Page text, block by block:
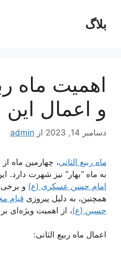
محتوابلاگ
اهمیت ماه
و اعمال این
دسامبر 14, 2023 از admin
ماه ربیع الثانی، چهارمین ماه
به ماه “بهار” نیز شهرت دارد.
امام حسن عسکری (ع) و برخی
همچنین، به دلیل پیروزی قیام
حسین (ع)، از اهمیت ویژه‌ای
اعمال ماه ربیع الثانی: